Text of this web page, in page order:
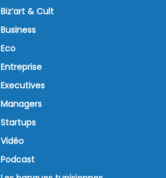
Biz’art & Cult
Business
Eco
Entreprise
Executives
Managers
Startups
Vidéo
Podcast